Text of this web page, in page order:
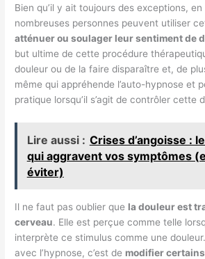
Bien qu’il y ait toujours des exceptions,
nombreuses personnes peuvent utiliser
atténuer ou soulager leur sentiment de
but ultime de cette procédure
douleur ou de la faire disparaître et, de
même qui appréhende l’auto-hypnose et
pratique lorsqu’il s’agit de contrôler cette
Lire aussi : Crises d’angoisse :
qui aggravent vos symptômes
éviter)
Il ne faut pas oublier que la douleur est
cerveau. Elle est perçue comme telle
interprète ce stimulus comme une
avec l’hypnose, c’est de modifier